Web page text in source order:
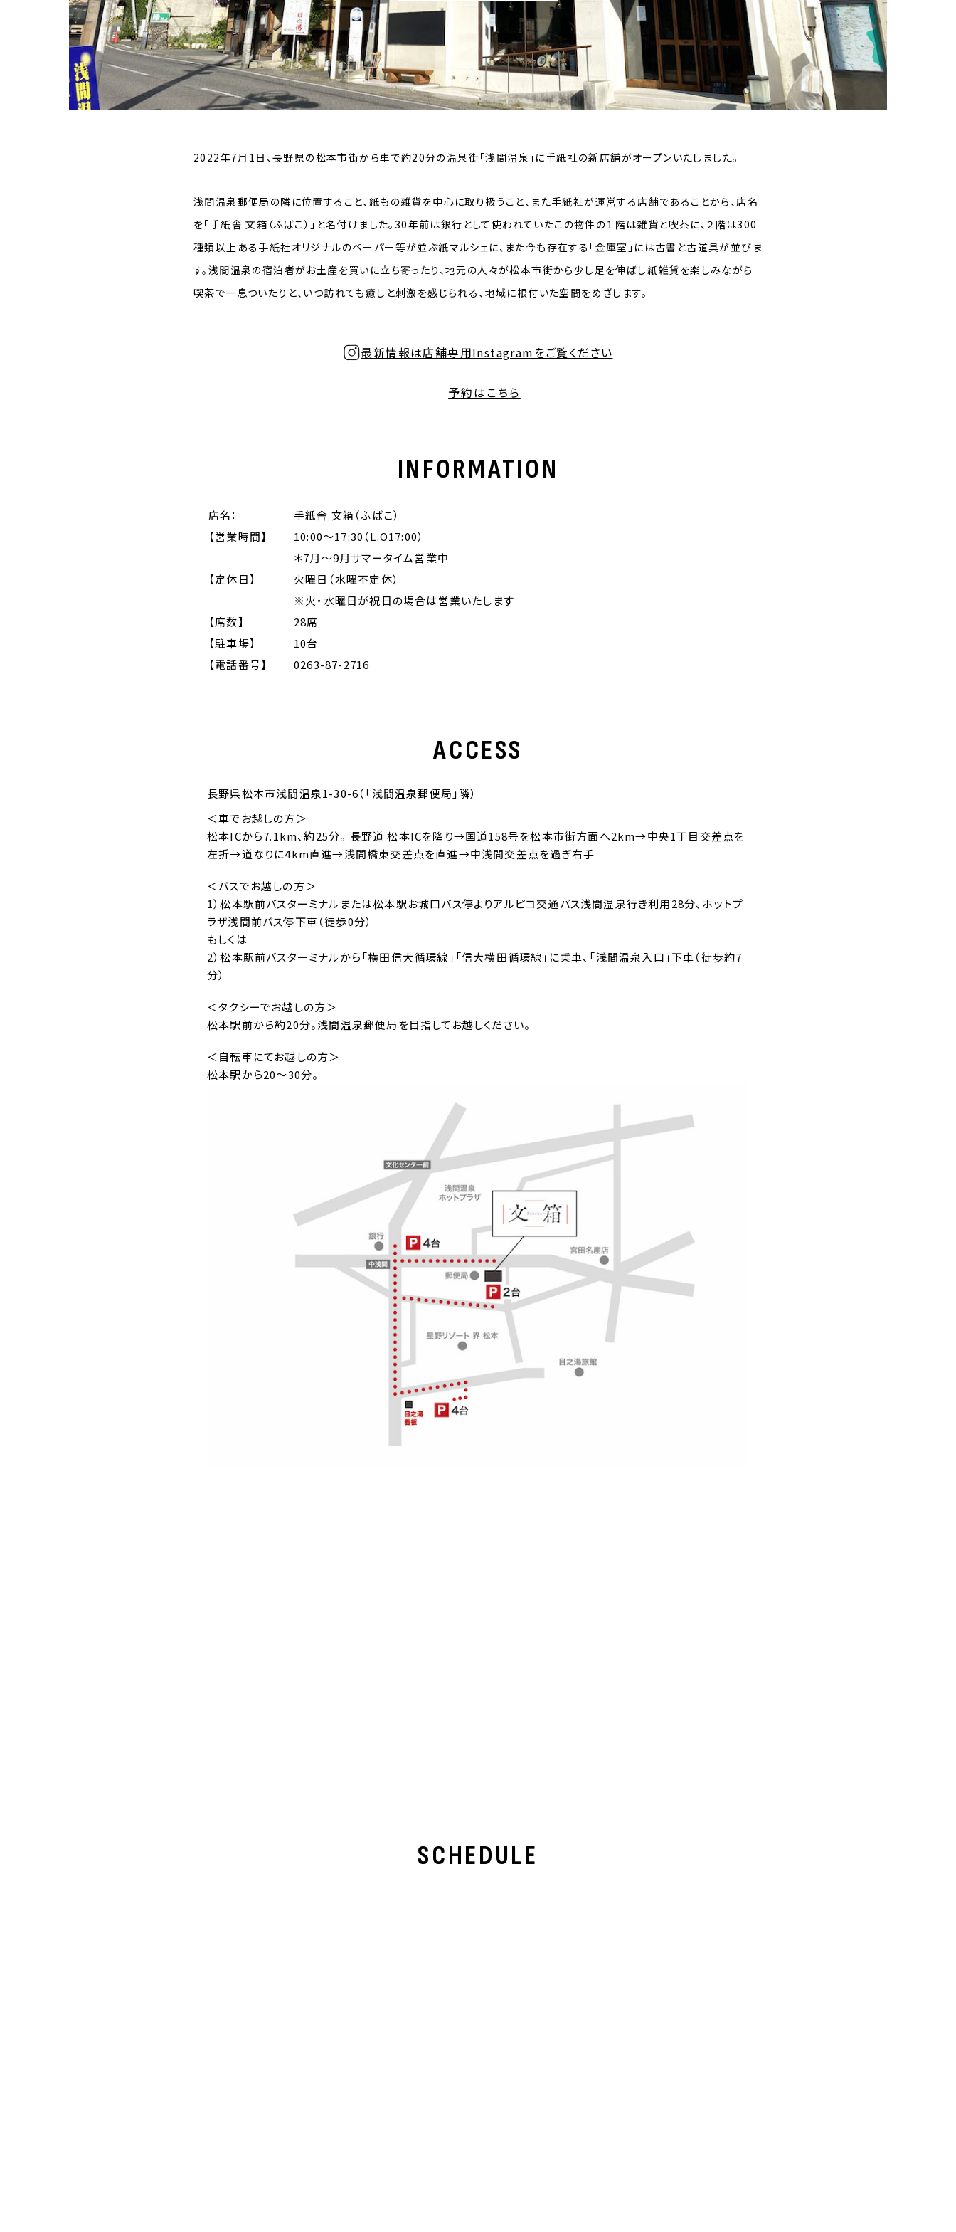
2022年7月1日、長野県の松本市街から車で約20分の温泉街「浅間温泉」に手紙社の新店舗がオープンいたしました。
浅間温泉郵便局の隣に位置すること、紙もの雑貨を中心に取り扱うこと、また手紙社が運営する店舗であることから、店名
を「手紙舎 文箱（ふばこ）」と名付けました。30年前は銀行として使われていたこの物件の１階は雑貨と喫茶に、２階は300
種類以上ある手紙社オリジナルのペーパー等が並ぶ紙マルシェに、また今も存在する「金庫室」には古書と古道具が並びま
す。浅間温泉の宿泊者がお土産を買いに立ち寄ったり、地元の人々が松本市街から少し足を伸ばし紙雑貨を楽しみながら
喫茶で一息ついたりと、いつ訪れても癒しと刺激を感じられる、地域に根付いた空間をめざします。
最新情報は店舗専用Instagramをご覧ください
予約はこちら
INFORMATION
店名：
手紙舎 文箱（ふばこ）
【営業時間】
10:00〜17:30（L.O17:00）
＊7月〜9月サマータイム営業中
【定休日】
火曜日（水曜不定休）
※火・水曜日が祝日の場合は営業いたします
【席数】
28席
【駐車場】
10台
【電話番号】
0263-87-2716
ACCESS
長野県松本市浅間温泉1-30-6（「浅間温泉郵便局」隣）
＜車でお越しの方＞
松本ICから7.1km、約25分。 長野道 松本ICを降り→国道158号を松本市街方面へ2km→中央1丁目交差点を
左折→道なりに4km直進→浅間橋東交差点を直進→中浅間交差点を過ぎ右手
＜バスでお越しの方＞
1）松本駅前バスターミナルまたは松本駅お城口バス停よりアルピコ交通バス浅間温泉行き利用28分､ホットプ
ラザ浅間前バス停下車（徒歩0分）
もしくは
2）松本駅前バスターミナルから「横田信大循環線」「信大横田循環線」に乗車、「浅間温泉入口」下車（徒歩約7
分）
＜タクシーでお越しの方＞
松本駅前から約20分。浅間温泉郵便局を目指してお越しください。
＜自転車にてお越しの方＞
松本駅から20～30分。
SCHEDULE